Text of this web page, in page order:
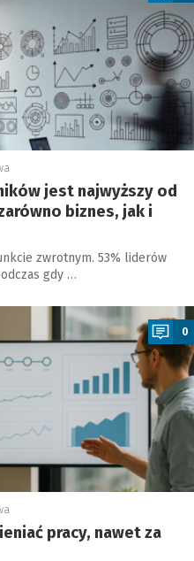
jest najwyższy od
biznes, jak i
zwrotnym. 53% liderów
gdy …
0
pracy, nawet za